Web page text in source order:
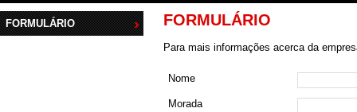
FORMULÁRIO FORMULÁRIO
Para mais informações acerca da
Nome
Morada